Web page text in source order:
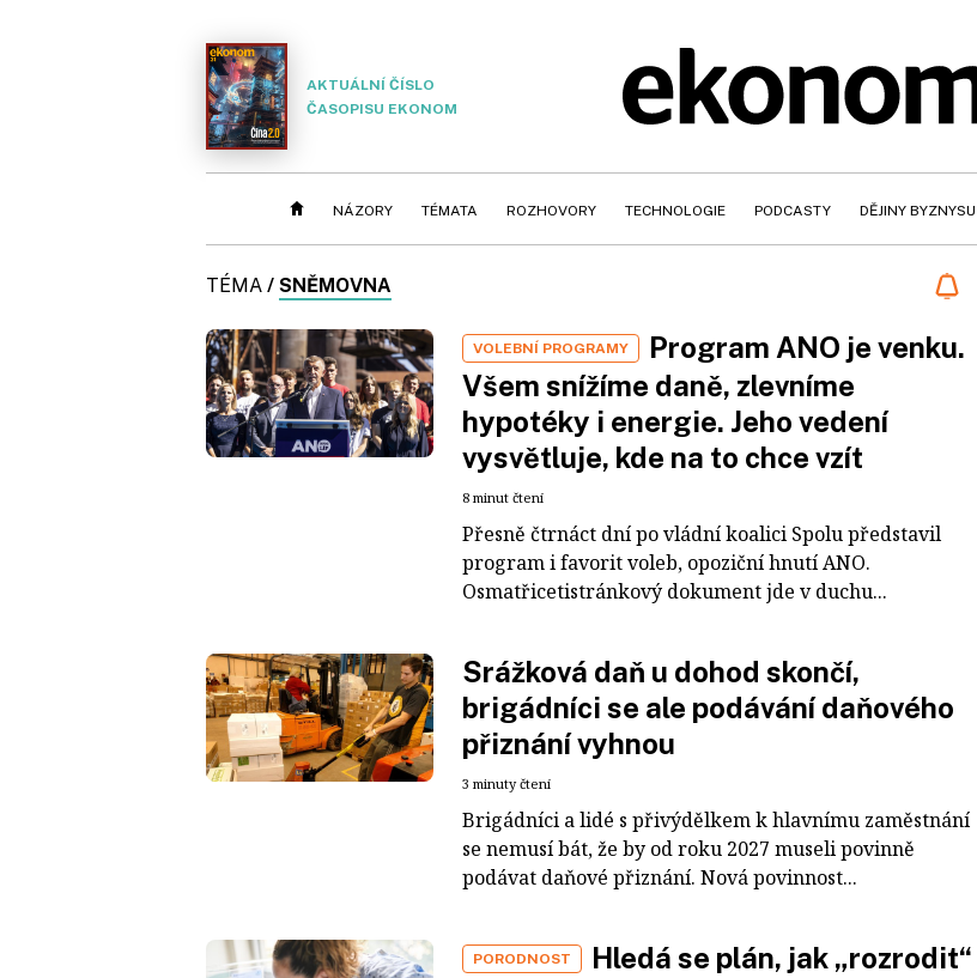
AKTUÁLNÍ ČÍSLO
ČASOPISU EKONOM
NÁZORY TÉMATA ROZHOVORY TECHNOLOGIE PODCASTY DĚJINY BYZNYSU
TÉMA / SNĚMOVNA
VOLEBNÍ PROGRAMY
Program ANO je venku.
Všem snížíme daně, zlevníme
hypotéky i energie. Jeho vedení
vysvětluje, kde na to chce vzít
8 minut čtení
Přesně čtrnáct dní po vládní koalici Spolu představil
program i favorit voleb, opoziční hnutí ANO.
Osmatřicetistránkový dokument jde v duchu...
Srážková daň u dohod skončí,
brigádníci se ale podávání daňového
přiznání vyhnou
3 minuty čtení
Brigádníci a lidé s přivýdělkem k hlavnímu zaměstnání
se nemusí bát, že by od roku 2027 museli povinně
podávat daňové přiznání. Nová povinnost...
PORODNOST
Hledá se plán, jak „rozrodit“